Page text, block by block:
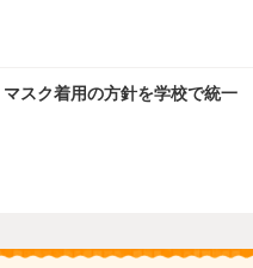
マスク着用の方針を学校で統一